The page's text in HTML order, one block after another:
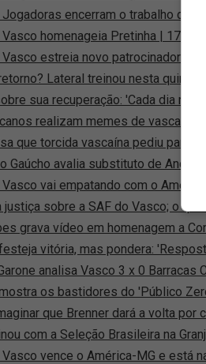
Jogadoras encerram o trabalho de
homenageia Pretinha | 17h51
Vasco estreia novo patrocinador
Lateral treinou nesta quinta
sua recuperação: 'Cada dia
realizam memes de
que torcida vascaína pediu para
Gaúcho avalia substituto de Andrés
Vasco vai empatando com o
justiça sobre a SAF do Vasco; o que
grava vídeo em homenagem a
vitória, mas pondera:
analisa Vasco 3 x 0 Barracas
os bastidores do 'Público
que Brenner dará a volta por
com a Seleção Brasileira na
Vasco vence o América-MG e está